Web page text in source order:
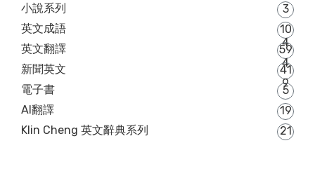
小說系列
3
英文成語
10
4
英文翻譯
59
4
新聞英文
41
9
電子書
5
AI翻譯
19
Klin Cheng 英文辭典系列
21